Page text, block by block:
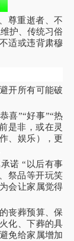
尊重逝者、不
护、传统习俗
适或违背肃穆
开所有可能破
喜”“好事”“热
是非，或在灵
、娱乐），更
诺 “以后有事
祭品等开玩笑
会让家属觉得
丧葬预算、保
化、下葬的具
免给家属增加